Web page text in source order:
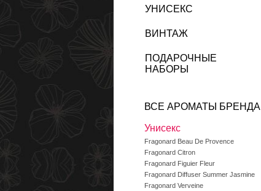
УНИСЕКС
ВИНТАЖ
ПОДАРОЧНЫЕ
НАБОРЫ
ВСЕ АРОМАТЫ БРЕНДА
Унисекс
Fragonard Beau De Provence
Fragonard Citron
Fragonard Figuier Fleur
Fragonard Diffuser Summer Jasmine
Fragonard Verveine